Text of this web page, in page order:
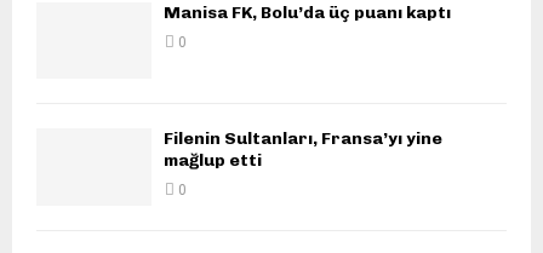
Manisa FK, Bolu’da üç puanı kaptı
0
Filenin Sultanları, Fransa’yı yine
mağlup etti
0